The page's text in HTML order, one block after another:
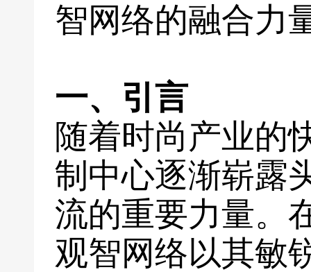
智网络的融合力
一、引言
随着时尚产业的
制中心逐渐崭露
流的重要力量。
观智网络以其敏